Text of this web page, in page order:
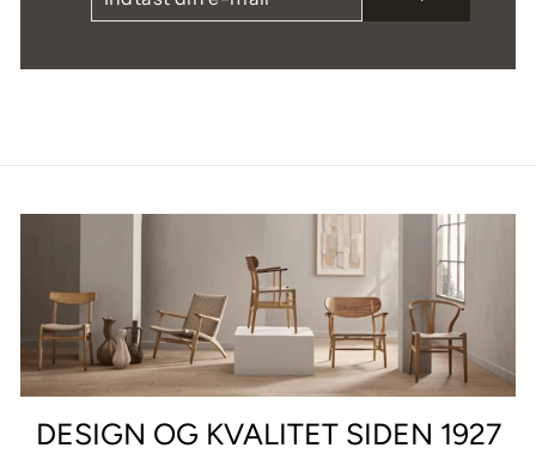
E-
DESIGN OG KVALITET SIDEN 1927